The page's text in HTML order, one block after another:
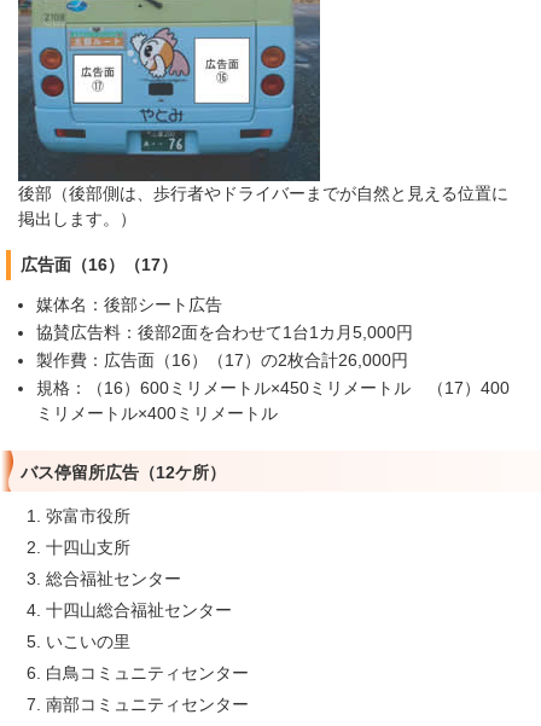
後部（後部側は、歩行者やドライバーまでが自然と見える位置に
掲出します。）
広告面（16）（17）
媒体名：後部シート広告
協賛広告料：後部2面を合わせて1台1カ月5,000円
製作費：広告面（16）（17）の2枚合計26,000円
規格：（16）600ミリメートル×450ミリメートル （17）400
ミリメートル×400ミリメートル
バス停留所広告（12ケ所）
弥富市役所
十四山支所
総合福祉センター
十四山総合福祉センター
いこいの里
白鳥コミュニティセンター
南部コミュニティセンター